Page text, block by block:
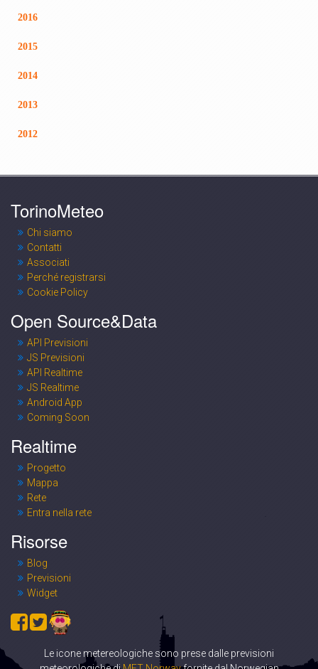
2016
2015
2014
2013
2012
TorinoMeteo
Chi siamo
Contatti
Associati
Perché registrarsi
Cookie Policy
Open Source&Data
API Previsioni
JS Previsioni
API Realtime
JS Realtime
Android App
Coming Soon
Realtime
Progetto
Mappa
Rete
Entra nella rete
Risorse
Blog
Previsioni
Widget
Le icone metereologiche sono prese dalle previsioni